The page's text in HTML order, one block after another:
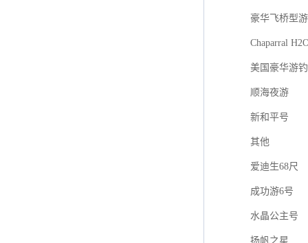
豪华飞桥型
Chaparral
美国豪华游
顺海夜游
新和平号
其他
爱迪生68尺
成功游6号
水晶公主号
扬帆之星